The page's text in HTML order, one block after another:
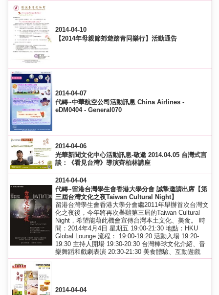
2014-04-10
【2014年母親節郊遊踏青同樂行】活動通告
2014-04-07
代轉~中華航空公司活動訊息 China Airlines -
eDM0404 - General070
2014-04-06
光華新聞文化中心活動訊息-敬邀 2014.04.05 台灣式言
談：《看見台灣》導演齊柏林講座
2014-04-04
代轉~留港台灣學生會香港大學分會 誠摯邀請出席【第
三屆台灣文化之夜Taiwan Cultural Night】
留港台灣學生會香港大學分會繼2011年舉辦首次台灣文
化之夜後，今年將再次舉辦第三屆的Taiwan Cultural
Night，希望能藉此機會宣傳台灣本土文化、美食。 時
間：2014年4月4日 星期五 19:00-21:30 地點：HKU
Global Lounge 流程： 19:00-19:20 活動入場 19:20-
19:30 主持人開場 19:30-20:30 台灣棒球文化介紹、音
樂舞蹈和戲劇表演 20:30-21:30 美食體驗、互動遊戲
2014-04-04